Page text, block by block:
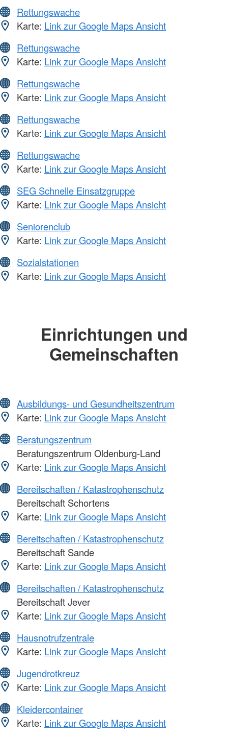
Rettungswache
Karte: Link zur Google Maps Ansicht
Rettungswache
Karte: Link zur Google Maps Ansicht
Rettungswache
Karte: Link zur Google Maps Ansicht
Rettungswache
Karte: Link zur Google Maps Ansicht
Rettungswache
Karte: Link zur Google Maps Ansicht
SEG Schnelle Einsatzgruppe
Karte: Link zur Google Maps Ansicht
Seniorenclub
Karte: Link zur Google Maps Ansicht
Sozialstationen
Karte: Link zur Google Maps Ansicht
Einrichtungen und
Gemeinschaften
Ausbildungs- und Gesundheitszentrum
Karte: Link zur Google Maps Ansicht
Beratungszentrum
Beratungszentrum Oldenburg-Land
Karte: Link zur Google Maps Ansicht
Bereitschaften / Katastrophenschutz
Bereitschaft Schortens
Karte: Link zur Google Maps Ansicht
Bereitschaften / Katastrophenschutz
Bereitschaft Sande
Karte: Link zur Google Maps Ansicht
Bereitschaften / Katastrophenschutz
Bereitschaft Jever
Karte: Link zur Google Maps Ansicht
Hausnotrufzentrale
Karte: Link zur Google Maps Ansicht
Jugendrotkreuz
Karte: Link zur Google Maps Ansicht
Kleidercontainer
Karte: Link zur Google Maps Ansicht